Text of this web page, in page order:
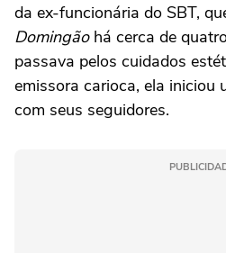
da ex-funcionária do SBT,
Domingãohá cerca de
passava pelos cuidados
emissora carioca, ela iniciou
com seus seguidores.